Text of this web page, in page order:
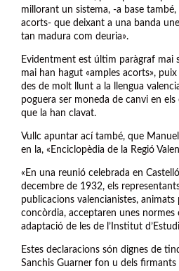
millorant un sistema, -a base també,
acorts- que deixant a una banda
tan madura com deuria».
Evidentment est últim paràgraf mai
mai han hagut «amples acorts»,
des de molt llunt a la llengua
poguera ser moneda de canvi en
que la han clavat.
Vullc apuntar ací també, que
en la, «Enciclopèdia de la Regió
«En una reunió celebrada en
decembre de 1932, els
publicacions valencianistes,
concòrdia, acceptaren unes
adaptació de les de l’Institut
Estes declaracions són dignes de
Sanchis Guarner fon u dels firmants